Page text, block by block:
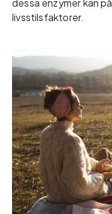
dessa enzymer kan
livsstilsfaktorer.